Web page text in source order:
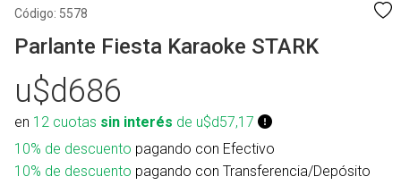
Código: 5578
Parlante Fiesta Karaoke STARK
u$d686
en 12 cuotas sin interés de u$d57,17
10% de descuento pagando con Efectivo
10% de descuento pagando con Transferencia/Depósito